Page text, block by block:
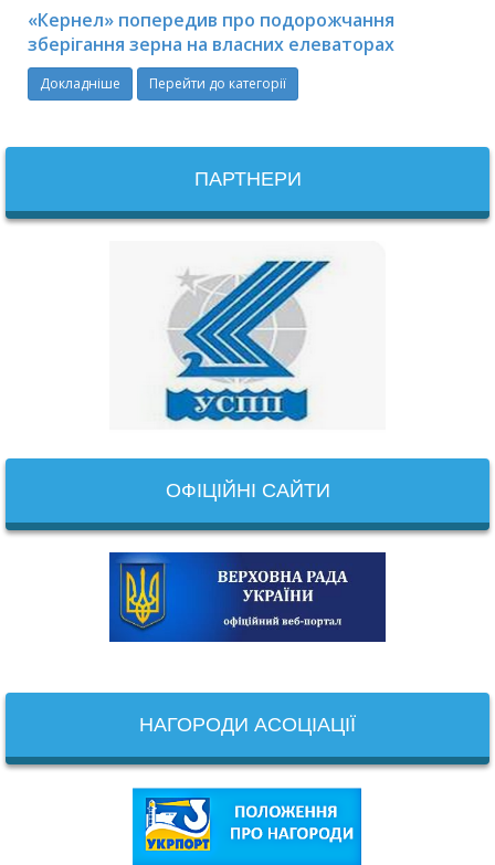
«Кернел» попередив про подорожчання
зберігання зерна на власних елеваторах
Докладніше Перейти до категорії
ПАРТНЕРИ
ОФІЦІЙНІ САЙТИ
НАГОРОДИ АСОЦІАЦІЇ